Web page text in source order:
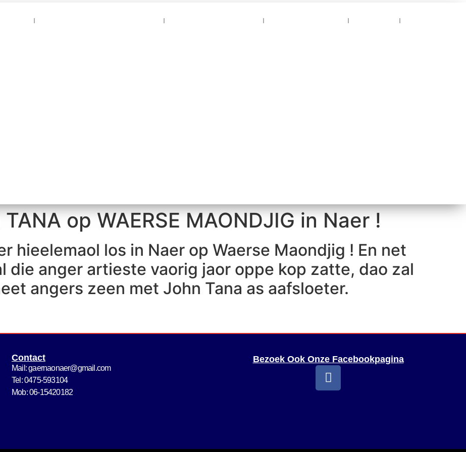
op WAERSE MAONDJIG in Naer !
hieelemaol los in Naer op Waerse Maondjig ! En net
die anger artieste vaorig jaor oppe kop zatte, dao zal
angers zeen met John Tana as aafsloeter.
Contact
Mail: gaernaonaer@gmail.com
Tel: 0475-593104
Mob: 06-15420182
Bezoek Ook Onze Facebookpagina